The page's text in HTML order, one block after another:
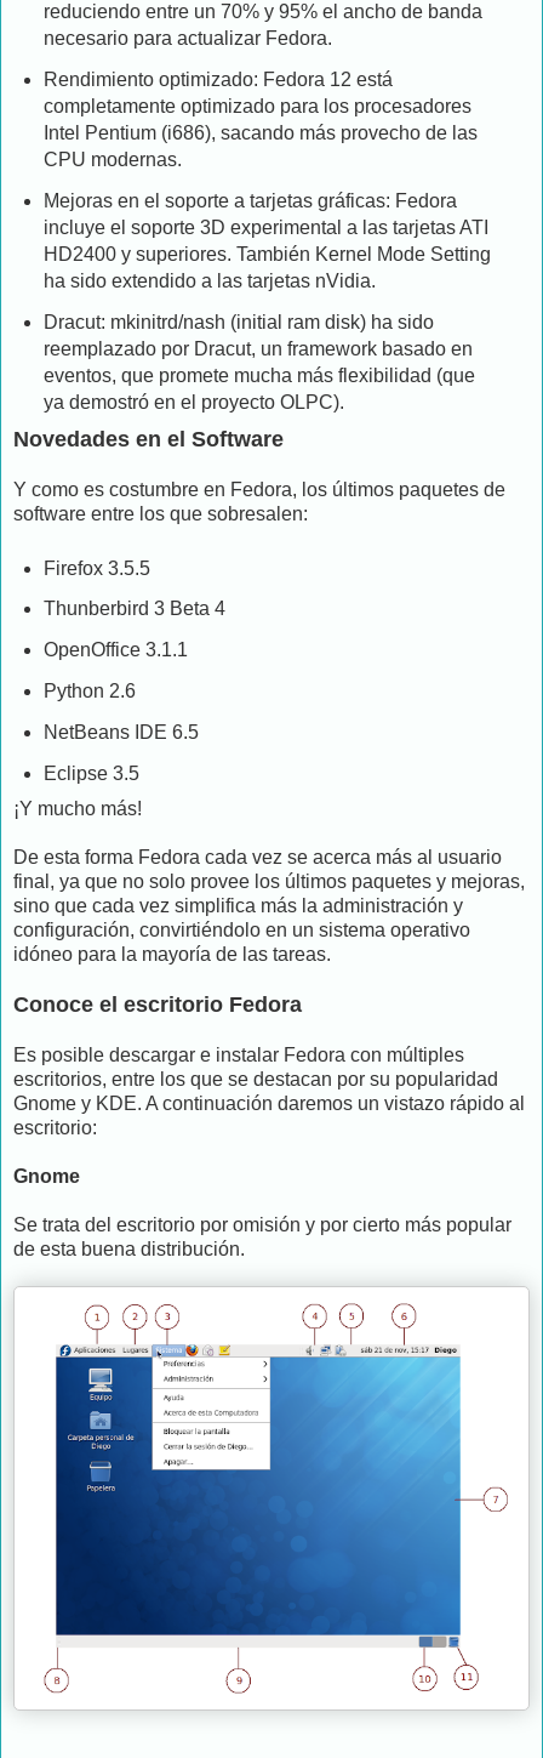
reduciendo entre un 70% y 95% el ancho de banda
necesario para actualizar Fedora.
Rendimiento optimizado: Fedora 12 está
completamente optimizado para los procesadores
Intel Pentium (i686), sacando más provecho de las
CPU modernas.
Mejoras en el soporte a tarjetas gráficas: Fedora
incluye el soporte 3D experimental a las tarjetas ATI
HD2400 y superiores. También Kernel Mode Setting
ha sido extendido a las tarjetas nVidia.
Dracut: mkinitrd/nash (initial ram disk) ha sido
reemplazado por Dracut, un framework basado en
eventos, que promete mucha más flexibilidad (que
ya demostró en el proyecto OLPC).
Novedades en el Software
Y como es costumbre en Fedora, los últimos paquetes de
software entre los que sobresalen:
Firefox 3.5.5
Thunberbird 3 Beta 4
OpenOffice 3.1.1
Python 2.6
NetBeans IDE 6.5
Eclipse 3.5
¡Y mucho más!
De esta forma Fedora cada vez se acerca más al usuario
final, ya que no solo provee los últimos paquetes y mejoras,
sino que cada vez simplifica más la administración y
configuración, convirtiéndolo en un sistema operativo
idóneo para la mayoría de las tareas.
Conoce el escritorio Fedora
Es posible descargar e instalar Fedora con múltiples
escritorios, entre los que se destacan por su popularidad
Gnome y KDE. A continuación daremos un vistazo rápido al
escritorio:
Gnome
Se trata del escritorio por omisión y por cierto más popular
de esta buena distribución.